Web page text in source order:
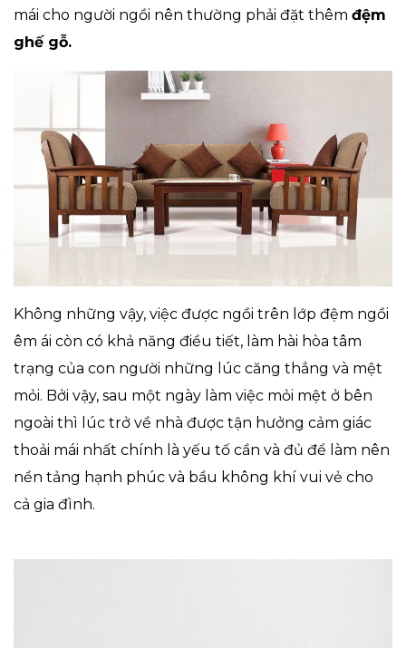
mái cho người ngồi nên thường phải đặt thêm đệm
ghế gỗ.
Không những vậy, việc được ngồi trên lớp đệm ngồi
êm ái còn có khả năng điều tiết, làm hài hòa tâm
trạng của con người những lúc căng thẳng và mệt
mỏi. Bởi vậy, sau một ngày làm việc mỏi mệt ở bên
ngoài thì lúc trở về nhà được tận hưởng cảm giác
thoải mái nhất chính là yếu tố cần và đủ để làm nên
nền tảng hạnh phúc và bầu không khí vui vẻ cho
cả gia đình.